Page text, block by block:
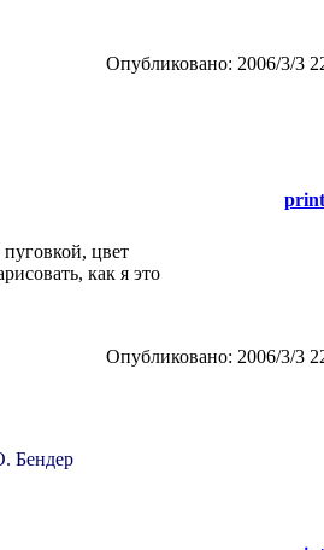
Опубликовано: 2006/3/3
print
цвет
как я это
Опубликовано: 2006/3/3
Бендер